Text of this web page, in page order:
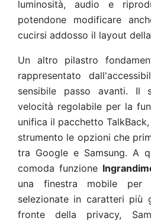
luminosità, audio e
potendone modificare
cucirsi addosso il layout
Un altro pilastro
rappresentato
sensibile passo avanti. Il
velocità regolabile per la
unifica il pacchetto
strumento le opzioni che
tra Google e Samsung. A
comoda funzione
una finestra mobile per
selezionate in caratteri più
fronte della privacy,